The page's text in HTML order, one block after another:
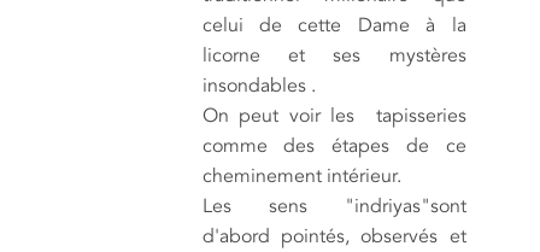
celui de cette Dame à la
licorne et ses mystères
insondables .
On peut voir les tapisseries
comme des étapes de ce
cheminement intérieur.
Les sens "indriyas"sont
d'abord pointés, observés et